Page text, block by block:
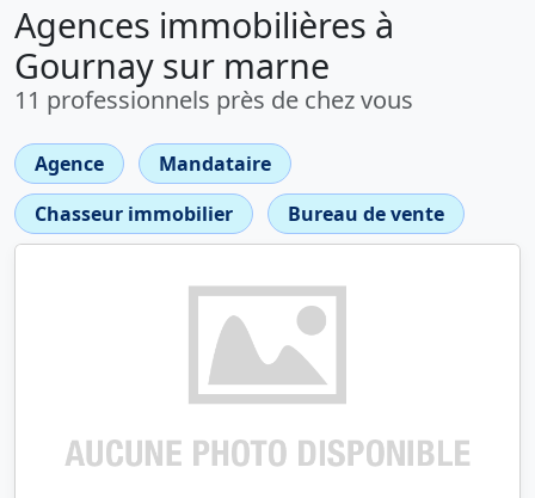
Agences immobilières à
Gournay sur marne
11 professionnels près de chez vous
Agence
Mandataire
Chasseur immobilier
Bureau de vente